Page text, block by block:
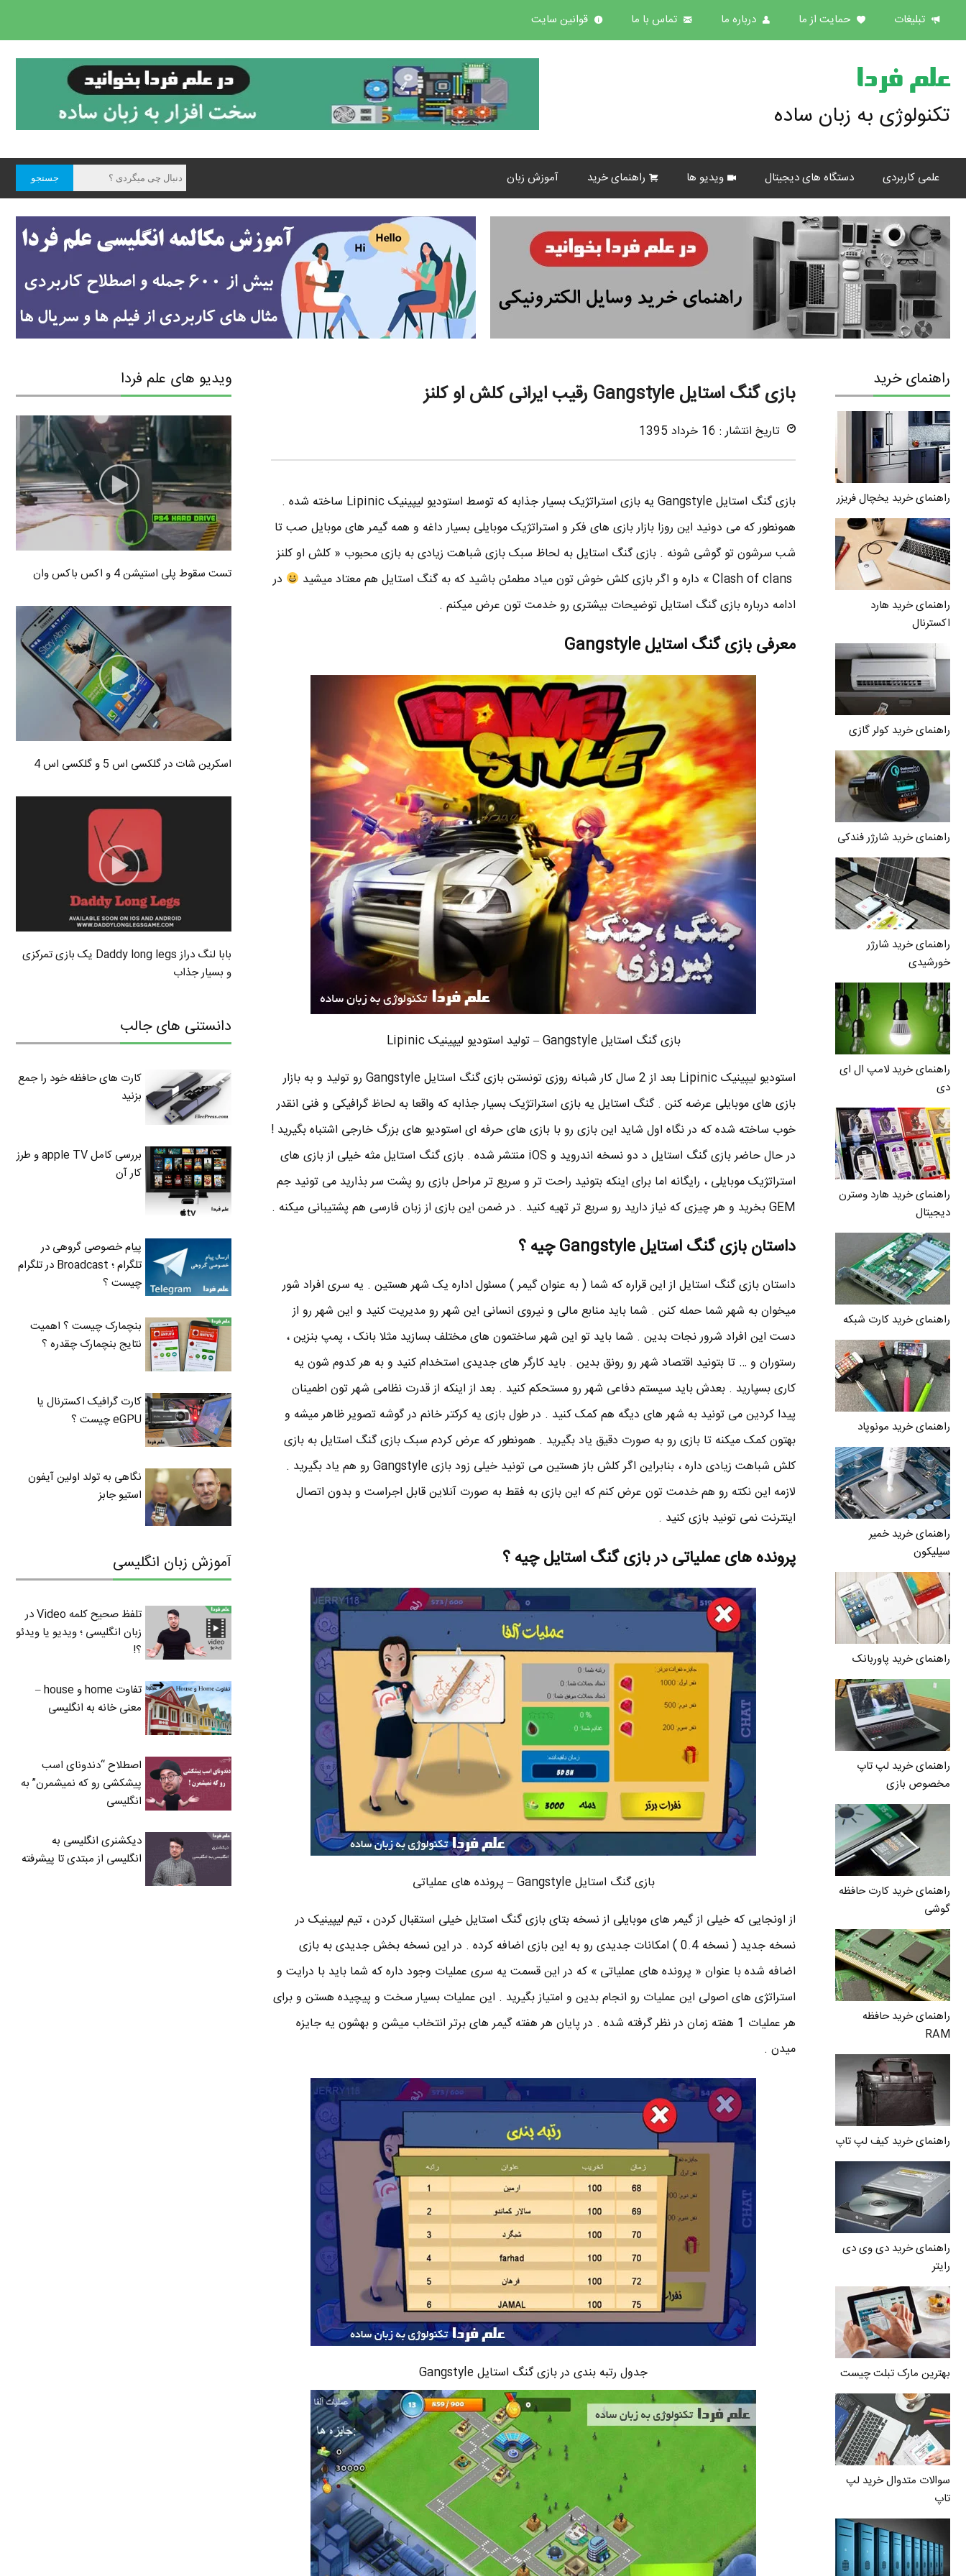
تبلیغات حمایت از ما درباره ما تماس با ما قوانین سایت
علم فردا
تکنولوژی به زبان ساده
علمی کاربردی دستگاه های دیجیتال ویدیو ها راهنمای خرید آموزش زبان
راهنمای خرید
راهنمای خرید یخچال فریزر
راهنمای خرید هارد
اکسترنال
راهنمای خرید کولر گازی
راهنمای خرید شارژر فندکی
راهنمای خرید شارژر
خورشیدی
راهنمای خرید لامپ ال ای
دی
راهنمای خرید هارد وسترن
دیجیتال
راهنمای خرید کارت شبکه
راهنمای خرید مونوپاد
راهنمای خرید خمیر
سیلیکون
راهنمای خرید پاوربانک
راهنمای خرید لپ تاپ
مخصوص بازی
راهنمای خرید کارت حافظه
گوشی
راهنمای خرید حافظه
RAM
راهنمای خرید کیف لپ تاپ
راهنمای خرید دی وی دی
رایتر
بهترین مارک تبلت چیست
سوالات متدوال خرید لپ
تاپ
بازی گنگ استایل Gangstyle رقیب ایرانی کلش او کلنز
تاریخ انتشار : 16 خرداد 1395
بازی گنگ استایل Gangstyle یه بازی استراتژیک بسیار جذابه که توسط استودیو لیپینیک Lipinic ساخته شده .
همونطور که می دونید این روزا بازار بازی های فکر و استراتژیک موبایلی بسیار داغه و همه گیمر های موبایل صب تا
شب سرشون تو گوشی شونه . بازی گنگ استایل به لحاظ سبک بازی شباهت زیادی به بازی محبوب « کلش او کلنز
در
ادامه درباره بازی گنگ استایل توضیحات بیشتری رو خدمت تون عرض میکنم .
معرفی بازی گنگ استایل Gangstyle
بازی گنگ استایل Gangstyle – تولید استودیو لیپینیک Lipinic
استودیو لیپینیک Lipinic بعد از 2 سال کار شبانه روزی تونستن بازی گنگ استایل Gangstyle رو تولید و به بازار
بازی های موبایلی عرضه کنن . گنگ استایل یه بازی استراتژیک بسیار جذابه که واقعا به لحاظ گرافیکی و فنی انقدر
خوب ساخته شده که در نگاه اول شاید این بازی رو با بازی های حرفه ای استودیو های بزرگ خارجی اشتباه بگیرید !
در حال حاضر بازی گنگ استایل د دو نسخه اندروید و iOS منتشر شده . بازی گنگ استایل مثه خیلی از بازی های
استراتژیک موبایلی ، رایگانه اما برای اینکه بتونید راحت تر و سریع تر مراحل بازی رو پشت سر بذارید می تونید جم
GEM بخرید و هر چیزی که نیاز دارید رو سریع تر تهیه کنید . در ضمن این بازی از زبان فارسی هم پشتیبانی میکنه .
داستان بازی گنگ استایل Gangstyle چیه ؟
داستان بازی گنگ استایل از این قراره که شما ( به عنوان گیمر ) مسئول اداره یک شهر هستین . یه سری افراد شور
میخوان به شهر شما حمله کنن . شما باید منابع مالی و نیروی انسانی این شهر رو مدیریت کنید و این شهر رو از
دست این افراد شرور نجات بدین . شما باید تو این شهر ساختمون های مختلف بسازید مثلا بانک ، پمپ بنزین ،
رستوران و … تا بتونید اقتصاد شهر رو رونق بدین . باید کارگر های جدیدی استخدام کنید و به هر کدوم شون یه
کاری بسپارید . بعدش باید سیستم دفاعی شهر رو مستحکم کنید . بعد از اینکه از قدرت نظامی شهر تون اطمینان
پیدا کردین می تونید به شهر های دیگه هم کمک کنید . در طول بازی یه کرکتر خانم در گوشه تصویر ظاهر میشه و
بهتون کمک میکنه تا بازی رو به صورت دقیق یاد بگیرید . همونطور که عرض کردم سبک بازی گنگ استایل به بازی
کلش شباهت زیادی داره ، بنابراین اگر کلش باز هستین می تونید خیلی زود بازی Gangstyle رو هم یاد بگیرید .
لازمه این نکته رو هم خدمت تون عرض کنم که این بازی به فقط به صورت آنلاین قابل اجراست و بدون اتصال
اینترنت نمی تونید بازی کنید .
پرونده های عملیاتی در بازی گنگ استایل چیه ؟
بازی گنگ استایل Gangstyle – پرونده های عملیاتی
از اونجایی که خیلی از گیمر های موبایلی از نسخه بتای بازی گنگ استایل خیلی استقبال کردن ، تیم لیپینیک در
نسخه جدید ( نسخه 0.4 ) امکانات جدیدی رو به این بازی اضافه کرده . در این نسخه بخش جدیدی به بازی
اضافه شده با عنوان « پرونده های عملیاتی » که در این قسمت یه سری عملیات وجود داره که شما باید با درایت و
استراتژی های اصولی این عملیات رو انجام بدین و امتیاز بگیرید . این عملیات بسیار سخت و پیچیده هستن و برای
هر عملیات 1 هفته زمان در نظر گرفته شده . در پایان هر هفته گیمر های برتر انتخاب میشن و بهشون یه جایزه
میدن .
جدول رتبه بندی در بازی گنگ استایل Gangstyle
ویدیو های علم فردا
تست سقوط پلی استیشن 4 و اکس باکس وان
اسکرین شات در گلکسی اس 5 و گلکسی اس 4
بابا لنگ دراز Daddy long legs یک بازی تمرکزی
و بسیار جذاب
دانستنی های جالب
کارت های حافظه خود را جمع
بزنید
بررسی کامل apple TV و طرز
کار آن
پیام خصوصی گروهی در
تلگرام ؛ Broadcast در تلگرام
چیست ؟
بنچمارک چیست ؟ اهمیت
نتایج بنچمارک چقدره ؟
کارت گرافیک اکسترنال یا
eGPU چیست ؟
نگاهی به تولد اولین آیفون
استیو جابز
آموزش زبان انگلیسی
تلفظ صحیح کلمه Video در
زبان انگلیسی ؛ ویدیو یا ویدئو
؟!
تفاوت home و house –
معنی خانه به انگلیسی
اصطلاح “دندونای اسب
پیشکشی رو که نمیشمرن” به
انگلیسی
دیکشنری انگلیسی به
انگلیسی از مبتدی تا پیشرفته